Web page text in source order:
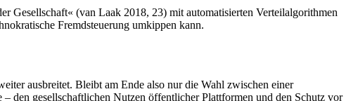
Gesellschaft« (van Laak 2018, 23) mit automatisierten Verteilalgorithmen
Fremdsteuerung umkippen kann.
ausbreitet. Bleibt am Ende also nur die Wahl zwischen einer
den gesellschaftlichen Nutzen öffentlicher Plattformen und den Schutz vor